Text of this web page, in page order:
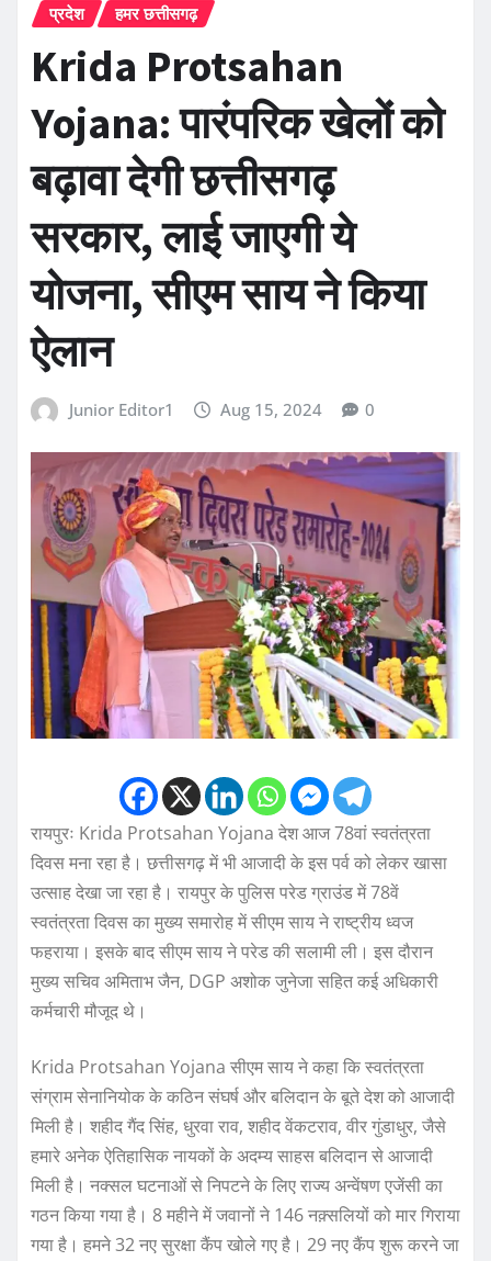
प्रदेश हमर छत्तीसगढ़
Krida Protsahan
Yojana: पारंपरिक खेलों को
बढ़ावा देगी छत्तीसगढ़
सरकार, लाई जाएगी ये
योजना, सीएम साय ने किया
ऐलान
Junior Editor1 Aug 15, 2024 0
रायपुरः Krida Protsahan Yojana देश आज 78वां स्वतंत्रता
दिवस मना रहा है। छत्तीसगढ़ में भी आजादी के इस पर्व को लेकर खासा
उत्साह देखा जा रहा है। रायपुर के पुलिस परेड ग्राउंड में 78वें
स्वतंत्रता दिवस का मुख्य समारोह में सीएम साय ने राष्ट्रीय ध्वज
फहराया। इसके बाद सीएम साय ने परेड की सलामी ली। इस दौरान
मुख्य सचिव अमिताभ जैन, DGP अशोक जुनेजा सहित कई अधिकारी
कर्मचारी मौजूद थे।
Krida Protsahan Yojana सीएम साय ने कहा कि स्वतंत्रता
संग्राम सेनानियोक के कठिन संघर्ष और बलिदान के बूते देश को आजादी
मिली है। शहीद गैंद सिंह, धुरवा राव, शहीद वेंकटराव, वीर गुंडाधुर, जैसे
हमारे अनेक ऐतिहासिक नायकों के अदम्य साहस बलिदान से आजादी
मिली है। नक्सल घटनाओं से निपटने के लिए राज्य अन्वेंषण एजेंसी का
गठन किया गया है। 8 महीने में जवानों ने 146 नक़्सलियों को मार गिराया
गया है। हमने 32 नए सुरक्षा कैंप खोले गए है। 29 नए कैंप शुरू करने जा